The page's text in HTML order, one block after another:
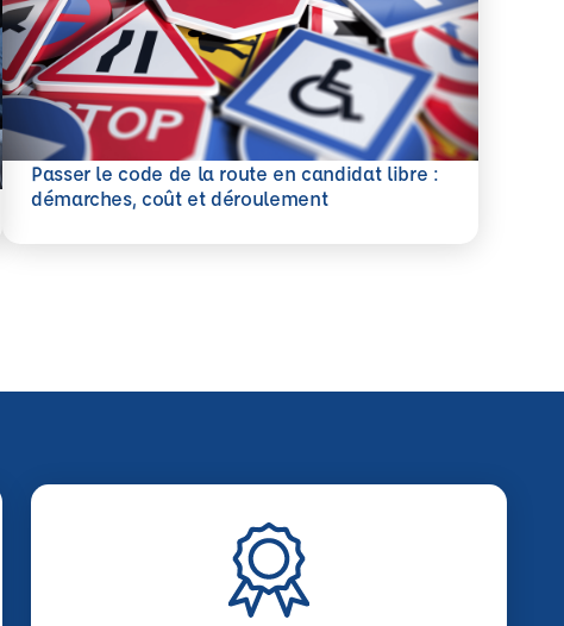
Passer le code de la route en candidat libre :
démarches, coût et déroulement
En savoir plus